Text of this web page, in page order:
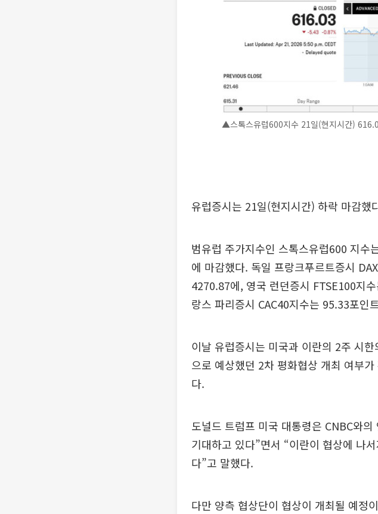
▲스톡스유럽600지수 21일(현지시간)
유럽증시는 21일(현지시간) 하락 마감했
범유럽 주가지수인 스톡스유럽600 지
에 마감했다. 독일 프랑크푸르트증시
4270.87에, 영국 런던증시 FTSE100지
랑스 파리증시 CAC40지수는 95.33포
이날 유럽증시는 미국과 이란의 2주 시
으로 예상했던 2차 평화협상 개최 여부
다.
도널드 트럼프 미국 대통령은 CNBC와
기대하고 있다”면서 “이란이 협상에 나
다”고 말했다.
다만 양측 협상단이 협상이 개최될 예정